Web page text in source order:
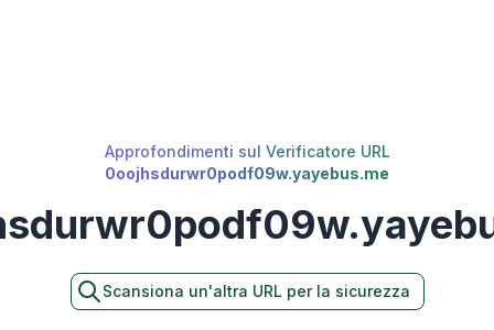
Approfondimenti sul Verificatore URL
0oojhsdurwr0podf09w.yayebus.me
Scansiona un'altra URL per la sicurezza